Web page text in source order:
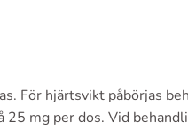
För hjärtsvikt påbörjas
mg per dos. Vid